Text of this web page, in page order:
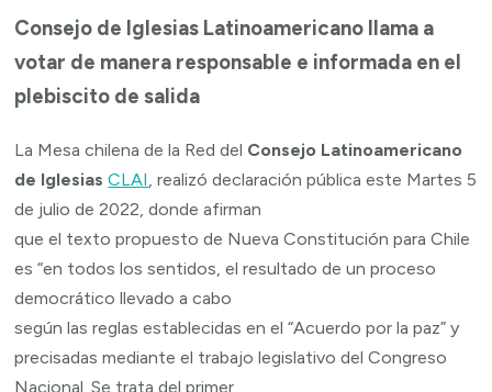
Consejo de Iglesias Latinoamericano llama a
votar de manera responsable e informada en el
plebiscito de salida
La Mesa chilena de la Red del Consejo Latinoamericano
de Iglesias CLAI, realizó declaración pública este Martes 5
de julio de 2022, donde afirman
que el texto propuesto de Nueva Constitución para Chile
es “en todos los sentidos, el resultado de un proceso
democrático llevado a cabo
según las reglas establecidas en el “Acuerdo por la paz” y
precisadas mediante el trabajo legislativo del Congreso
Nacional. Se trata del primer